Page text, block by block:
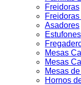
Freidoras
Asadores
Estufones
Mesas
Mesas
Mesas
Hornos